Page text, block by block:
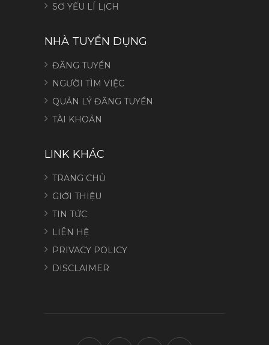
SƠ YẾU LÍ LỊCH
NHÀ TUYỂN DỤNG
ĐĂNG TUYỂN
NGƯỜI TÌM VIỆC
QUẢN LÝ ĐĂNG TUYỂN
TÀI KHOẢN
LINK KHÁC
TRANG CHỦ
GIỚI THIỆU
TIN TỨC
LIÊN HỆ
PRIVACY POLICY
DISCLAIMER